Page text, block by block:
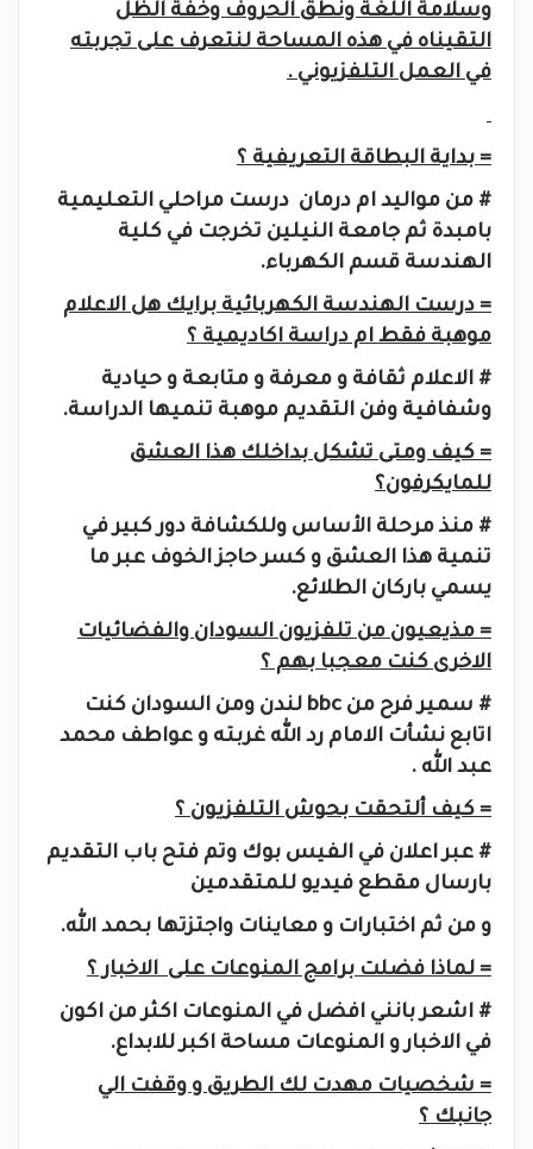
وسلامة اللغة ونطق الحروف وخفة الظل
التقيناه في هذه المساحة لنتعرف على تجربته
في العمل التلفزيوني .
= بداية البطاقة التعريفية ؟
# من مواليد ام درمان درست مراحلي التعليمية
بامبدة ثم جامعة النيلين تخرجت في كلية
الهندسة قسم الكهرباء.
= درست الهندسة الكهربائية برايك هل الاعلام
موهبة فقط ام دراسة اكاديمية ؟
# الاعلام ثقافة و معرفة و متابعة و حيادية
وشفافية وفن التقديم موهبة تنميها الدراسة.
= كيف ومتى تشكل بداخلك هذا العشق
للمايكرفون؟
# منذ مرحلة الأساس وللكشافة دور كبير في
تنمية هذا العشق و كسر حاجز الخوف عبر ما
يسمي باركان الطلائع.
= مذيعيون من تلفزيون السودان والفضائيات
الاخرى كنت معجبا بهم ؟
# سمير فرح من bbc لندن ومن السودان كنت
اتابع نشأت الامام رد الله غربته و عواطف محمد
عبد الله .
= كيف ألتحقت بحوش التلفزيون ؟
# عبر اعلان في الفيس بوك وتم فتح باب التقديم
بارسال مقطع فيديو للمتقدمين
و من ثم اختبارات و معاينات واجتزتها بحمد الله.
= لماذا فضلت برامج المنوعات على الاخبار ؟
# اشعر بانني افضل في المنوعات اكثر من اكون
في الاخبار و المنوعات مساحة اكبر للابداع.
= شخصيات مهدت لك الطريق و وقفت الي
جانبك ؟